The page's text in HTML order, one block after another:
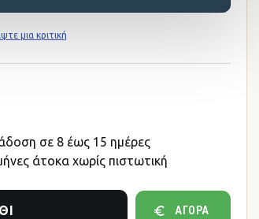
μια κριτική
σε 8 έως 15 ημέρες
άτοκα χωρίς πιστωτική
ΑΓΟΡΆ